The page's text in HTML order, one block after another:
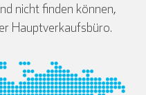
Deutsch
nicht finden können,
Hauptverkaufsbüro.